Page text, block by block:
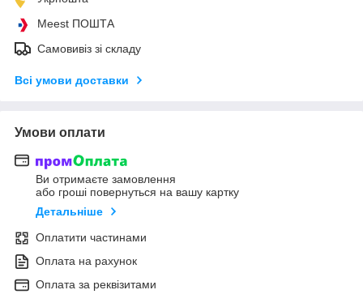
Meest ПОШТА
Самовивіз зі складу
Всі умови доставки
Умови оплати
Ви отримаєте замовлення
або гроші повернуться на вашу картку
Детальніше
Оплатити частинами
Оплата на рахунок
Оплата за реквізитами